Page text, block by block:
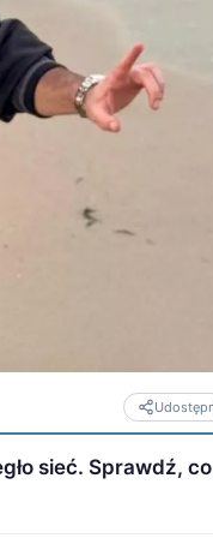
sieć. Sprawdź, co